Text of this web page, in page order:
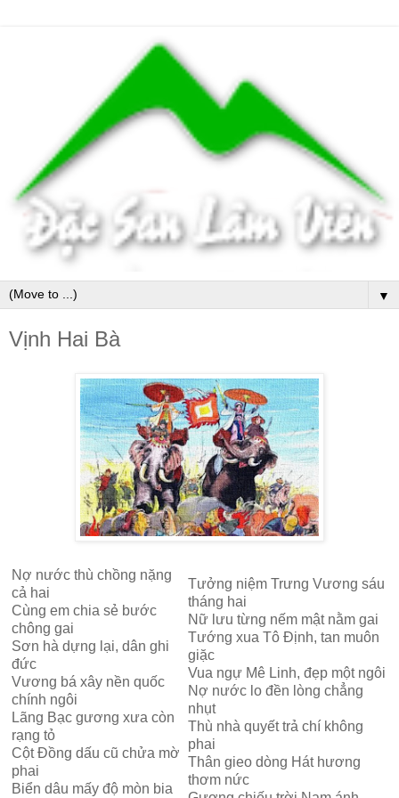
▼
Vịnh Hai Bà
Nợ nước thù chồng nặng
cả hai
Cùng em chia sẻ bước
chông gai
Sơn hà dựng lại, dân ghi
đức
Vương bá xây nền quốc
chính ngôi
Lãng Bạc gương xưa còn
rạng tỏ
Cột Đồng dấu cũ chửa mờ
phai
Biển dâu mấy độ mòn bia
Tưởng niệm Trưng Vương sáu
tháng hai
Nữ lưu từng nếm mật nằm gai
Tướng xua Tô Định, tan muôn
giặc
Vua ngự Mê Linh, đẹp một ngôi
Nợ nước lo đền lòng chẳng
nhụt
Thù nhà quyết trả chí không
phai
Thân gieo dòng Hát hương
thơm nức